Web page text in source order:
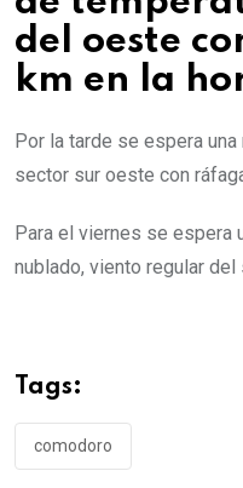
del oeste
km en la
Por la tarde se espera
sector sur oeste con
Para el viernes se espera
nublado, viento regular
Tags:
comodoro